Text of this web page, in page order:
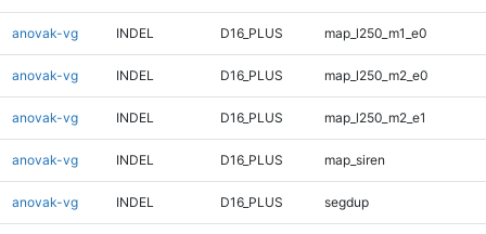
anovak-vg INDEL D16_PLUS map_l250_m1_e0
anovak-vg INDEL D16_PLUS map_l250_m2_e0
anovak-vg INDEL D16_PLUS map_l250_m2_e1
anovak-vg INDEL D16_PLUS map_siren
anovak-vg INDEL D16_PLUS segdup